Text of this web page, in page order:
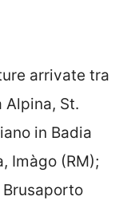
arrivate tra
Alpina, St.
in Badia
Imàgo (RM);